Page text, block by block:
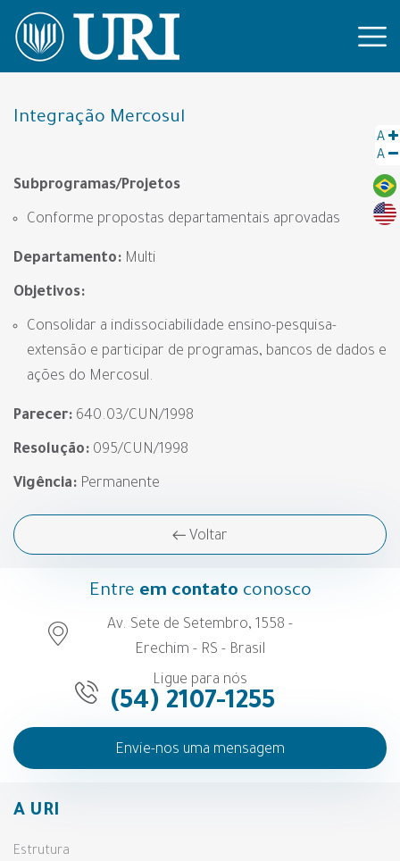
A
A
Integração Mercosul
Subprogramas/Projetos
Conforme propostas departamentais aprovadas
Departamento: Multi
Objetivos:
Consolidar a indissociabilidade ensino-pesquisa-
extensão e participar de programas, bancos de dados e
ações do Mercosul.
Parecer: 640.03/CUN/1998
Resolução: 095/CUN/1998
Vigência: Permanente
Voltar
Entre em contato conosco
Av. Sete de Setembro, 1558 -
Erechim - RS - Brasil
Ligue para nós
(54) 2107-1255
Envie-nos uma mensagem
A URI
Estrutura